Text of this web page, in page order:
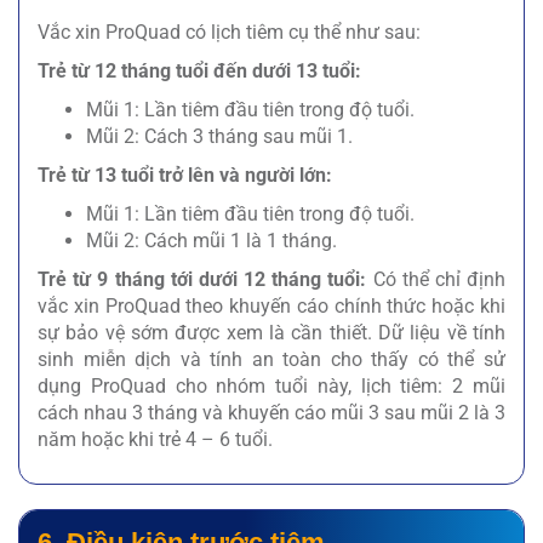
Vắc xin ProQuad có lịch tiêm cụ thể như sau:
Trẻ từ 12 tháng tuổi đến dưới 13 tuổi:
Mũi 1: Lần tiêm đầu tiên trong độ tuổi.
Mũi 2: Cách 3 tháng sau mũi 1.
Trẻ từ 13 tuổi trở lên và người lớn:
Mũi 1: Lần tiêm đầu tiên trong độ tuổi.
Mũi 2: Cách mũi 1 là 1 tháng.
Trẻ từ 9 tháng tới dưới 12 tháng tuổi: Có thể chỉ định
vắc xin ProQuad theo khuyến cáo chính thức hoặc khi
sự bảo vệ sớm được xem là cần thiết. Dữ liệu về tính
sinh miễn dịch và tính an toàn cho thấy có thể sử
dụng ProQuad cho nhóm tuổi này, lịch tiêm: 2 mũi
cách nhau 3 tháng và khuyến cáo mũi 3 sau mũi 2 là 3
năm hoặc khi trẻ 4 – 6 tuổi.